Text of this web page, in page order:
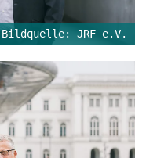
Bildquelle: JRF e.V.